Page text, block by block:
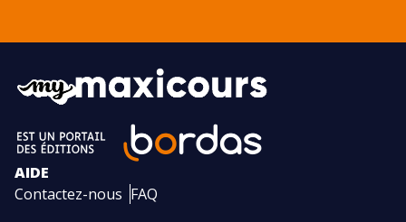
AIDE
Contactez-nous FAQ